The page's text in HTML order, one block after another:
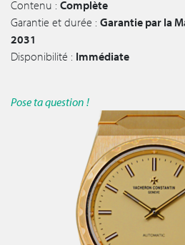
Contenu : Complète
Garantie et durée : Garantie par la
2031
Disponibilité : Immédiate
Pose ta question !